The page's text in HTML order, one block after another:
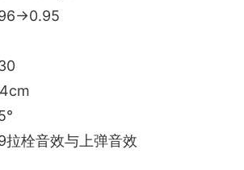
>0.95
栓音效与上弹音效